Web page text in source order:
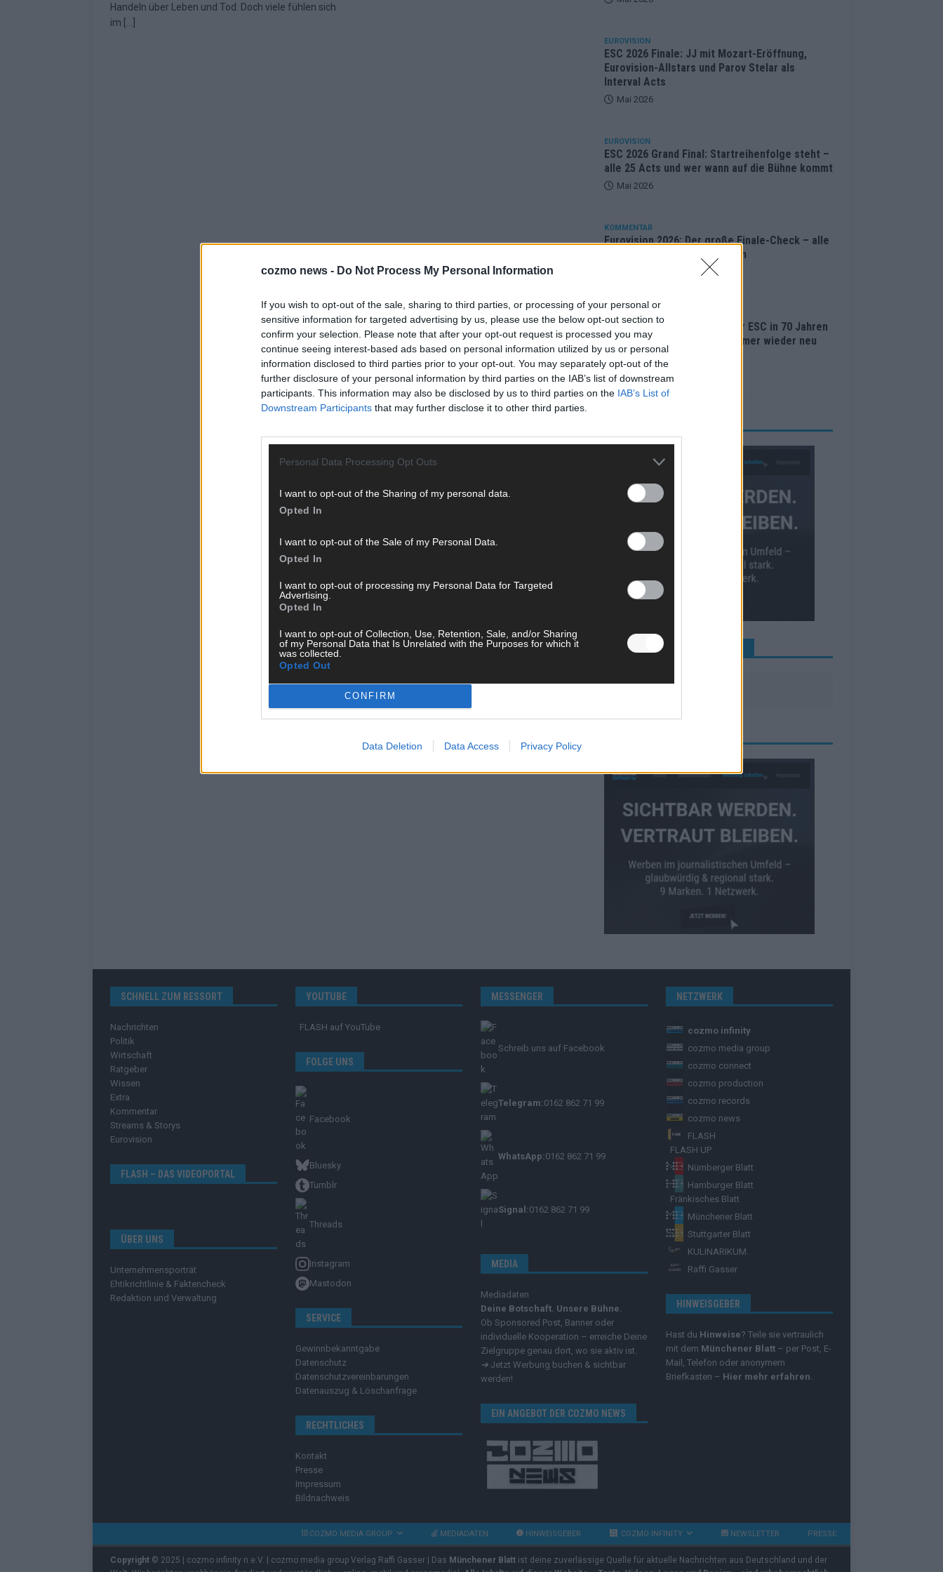
cozmo news - Do Not Process My Personal Information
If you wish to opt-out of the sale, sharing to third parties, or processing of your personal or
sensitive information for targeted advertising by us, please use the below opt-out section to
confirm your selection. Please note that after your opt-out request is processed you may
continue seeing interest-based ads based on personal information utilized by us or personal
information disclosed to third parties prior to your opt-out. You may separately opt-out of the
further disclosure of your personal information by third parties on the IAB’s list of downstream
participants. This information may also be disclosed by us to third parties on the IAB’s List of
Downstream Participants that may further disclose it to other third parties.
Personal Data Processing Opt Outs
I want to opt-out of the Sharing of my personal data.
Opted In
I want to opt-out of the Sale of my Personal Data.
Opted In
I want to opt-out of processing my Personal Data for Targeted
Advertising.
Opted In
I want to opt-out of Collection, Use, Retention, Sale, and/or Sharing
of my Personal Data that Is Unrelated with the Purposes for which it
was collected.
Opted Out
CONFIRM
Data Deletion Data Access Privacy Policy
Handeln über Leben und Tod. Doch viele fühlen sich
im
EUROVISION
ESC 2026 Finale: JJ mit Mozart-Eröffnung,
Eurovision-Allstars und Parov Stelar als
Interval Acts
Mai 2026
EUROVISION
ESC 2026 Grand Final: Startreihenfolge steht –
alle 25 Acts und wer wann auf die Bühne kommt
Mai 2026
KOMMENTAR
Eurovision 2026: Der große Finale-Check – alle
25 Acts und ihre Siegchancen
EUROVISION
Von Lugano bis Wien: Wie der ESC in 70 Jahren
sein Abstimmungssystem immer wieder neu
erfunden hat
Mai 2026
KEINE NEWS MEHR VERPASSEN
SCHNELL ZUM RESSORT
Nachrichten
Politik
Wirtschaft
Ratgeber
Wissen
Extra
Kommentar
Streams & Storys
Eurovision
FLASH – DAS VIDEOPORTAL
ÜBER UNS
Unternehmensporträt
Ehtikrichtlinie & Faktencheck
Redaktion und Verwaltung
YOUTUBE
FLASH auf YouTube
FOLGE UNS
Facebook
Bluesky
Tumblr
Threads
Instagram
Mastodon
SERVICE
Gewinnbekanntgabe
Datenschutz
Datenschutzvereinbarungen
Datenauszug & Löschanfrage
RECHTLICHES
Kontakt
Presse
Impressum
Bildnachweis
MESSENGER
Schreib uns auf Facebook
Telegram:0162 862 71 99
WhatsApp:0162 862 71 99
Signal:0162 862 71 99
MEDIA
Mediadaten
Deine Botschaft. Unsere Bühne.
Ob Sponsored Post, Banner oder
individuelle Kooperation – erreiche Deine
Zielgruppe genau dort, wo sie aktiv ist.
➔ Jetzt Werbung buchen & sichtbar
werden!
EIN ANGEBOT DER COZMO NEWS
NETZWERK
cozmo infinity
cozmo media group
cozmo connect
cozmo production
cozmo records
cozmo news
FLASH
FLASH UP
Nürnberger Blatt
Hamburger Blatt
Fränkisches Blatt
Münchener Blatt
Stuttgarter Blatt
KULINARIKUM.
Raffi Gasser
HINWEISGEBER
Hast du Hinweise? Teile sie vertraulich
mit dem Münchener Blatt – per Post, E-
Mail, Telefon oder anonymem
Briefkasten – Hier mehr erfahren
COZMO MEDIA GROUP MEDIADATEN HINWEISGEBER COZMO INFINITY NEWSLETTER PRESSE
Copyright © 2025 | cozmo infinity n.e.V. | cozmo media group Verlag Raffi Gasser | Das Münchener Blatt ist deine zuverlässige Quelle für aktuelle Nachrichten aus Deutschland und der